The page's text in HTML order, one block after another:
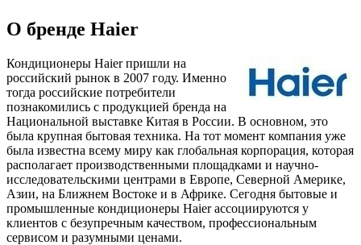
О бренде Haier
Кондиционеры Haier пришли на
российский рынок в 2007 году. Именно
тогда российские потребители
познакомились с продукцией бренда на
Национальной выставке Китая в России. В основном, это
была крупная бытовая техника. На тот момент компания уже
была известна всему миру как глобальная корпорация, которая
располагает производственными площадками и научно-
исследовательскими центрами в Европе, Северной Америке,
Азии, на Ближнем Востоке и в Африке. Сегодня бытовые и
промышленные кондиционеры Haier ассоциируются у
клиентов с безупречным качеством, профессиональным
сервисом и разумными ценами.